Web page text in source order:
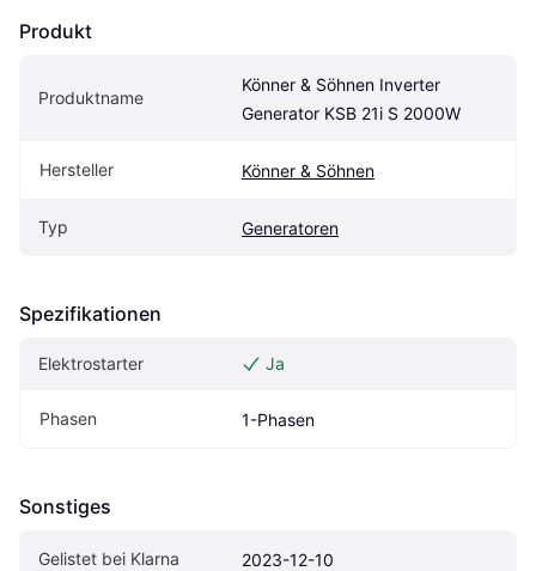
Produkt
Produktname
Könner & Söhnen Inverter
Generator KSB 21i S 2000W
Hersteller Könner & Söhnen
Typ Generatoren
Spezifikationen
Elektrostarter Ja
Phasen 1-Phasen
Sonstiges
Gelistet bei Klarna 2023-12-10